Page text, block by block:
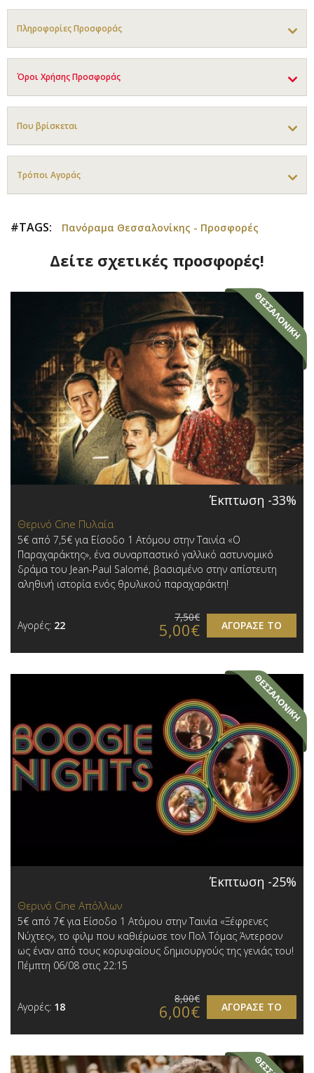
Πληροφορίες Προσφοράς
Όροι Χρήσης Προσφοράς
Που βρίσκεται
Τρόποι Αγοράς
#TAGS: Πανόραμα Θεσσαλονίκης - Προσφορές
Δείτε σχετικές προσφορές!
Έκπτωση -33%
Θερινό Cine Πυλαία
5€ από 7,5€ για Είσοδο 1 Ατόμου στην Ταινία «Ο
Παραχαράκτης», ένα συναρπαστικό γαλλικό αστυνομικό
δράμα του Jean-Paul Salomé, βασισμένο στην απίστευτη
αληθινή ιστορία ενός θρυλικού παραχαράκτη!
Αγορές: 22 ΑΓΟΡΑΣΕ ΤΟ
7,50€
5,00€
Έκπτωση -25%
Θερινό Cine Απόλλων
5€ από 7€ για Είσοδο 1 Ατόμου στην Ταινία «Ξέφρενες
Νύχτες», το φιλμ που καθιέρωσε τον Πολ Τόμας Άντερσον
ως έναν από τους κορυφαίους δημιουργούς της γενιάς του!
Πέμπτη 06/08 στις 22:15
Αγορές: 18 ΑΓΟΡΑΣΕ ΤΟ
8,00€
6,00€